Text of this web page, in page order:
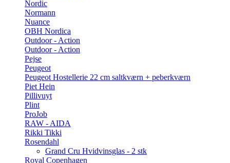
Nordic
Normann
Nuance
OBH Nordica
Outdoor - Action
Outdoor - Action
Pejse
Peugeot
Peugeot Hostellerie 22 cm saltkværn + peberkværn
Piet Hein
Pillivuyt
Plint
ProJob
RAW - AIDA
Rikki Tikki
Rosendahl
Grand Cru Hvidvinsglas - 2 stk
Royal Copenhagen